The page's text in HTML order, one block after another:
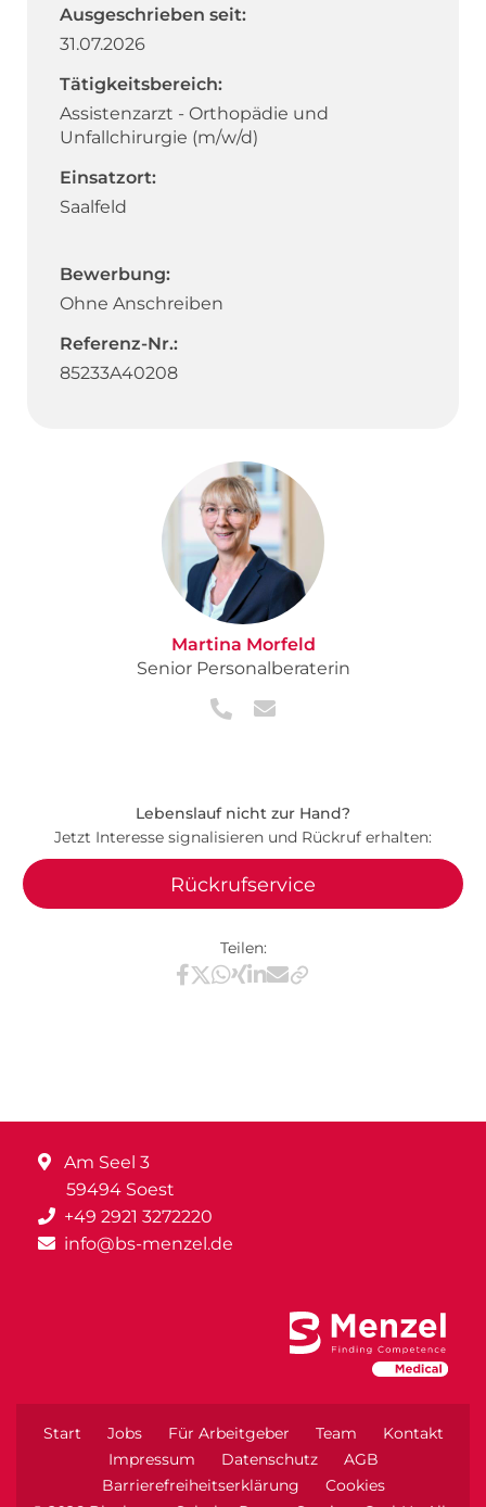
Ausgeschrieben seit:
31.07.2026
Tätigkeitsbereich:
Assistenzarzt - Orthopädie und
Unfallchirurgie (m/w/d)
Einsatzort:
Saalfeld
Bewerbung:
Ohne Anschreiben
Referenz-Nr.:
85233A40208
Martina Morfeld
Senior Personalberaterin
Lebenslauf nicht zur Hand?
Jetzt Interesse signalisieren und Rückruf erhalten:
Rückrufservice
Teilen:
Teilen via Facebook
Teilen via X / Twitter
Teilen via WhatsApp
Teilen via Xing
Teilen via LinkedIn
Teilen via E-Mail
Am Seel 3
59494 Soest
+49 2921 3272220
info@bs-menzel.de
Start Jobs Für Arbeitgeber Team
Kontakt
Impressum
Datenschutz
AGB
Barrierefreiheitserklärung
Cookies